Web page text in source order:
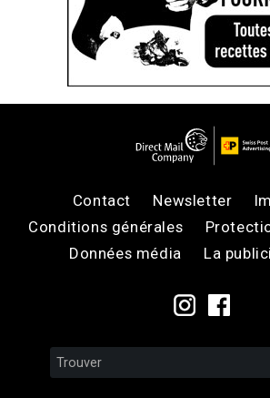
Contact Newsletter
Conditions générales
Données média
La